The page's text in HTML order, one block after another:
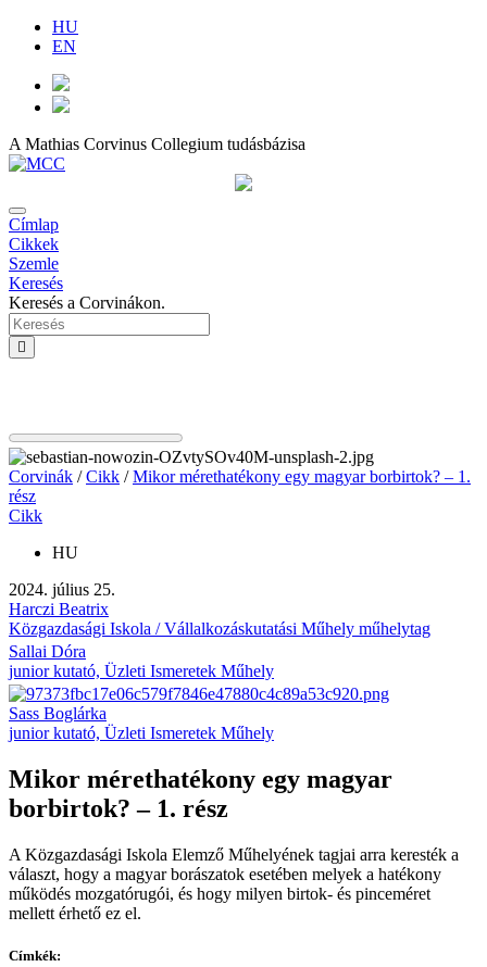
HU
EN
A Mathias Corvinus Collegium tudásbázisa
Címlap
Cikkek
Szemle
Keresés
Keresés a Corvinákon.
Corvinák /Cikk /Mikor mérethatékony egy magyar borbirtok? – 1.
rész
Cikk
HU
2024. július 25.
Harczi Beatrix
Közgazdasági Iskola / Vállalkozáskutatási Műhely műhelytag
Sallai Dóra
junior kutató, Üzleti Ismeretek Műhely
Sass Boglárka
junior kutató, Üzleti Ismeretek Műhely
Mikor mérethatékony egy magyar
borbirtok? – 1. rész
A Közgazdasági Iskola Elemző Műhelyének tagjai arra keresték a
választ, hogy a magyar borászatok esetében melyek a hatékony
működés mozgatórugói, és hogy milyen birtok- és pinceméret
mellett érhető ez el.
Címkék: